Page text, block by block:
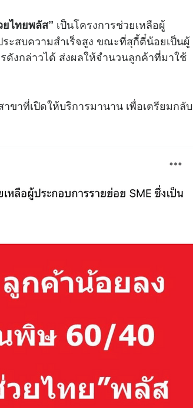
ยไทยพลัส” เป็นโครงการช่วยเหลือผู้
ะสบความสำเร็จสูง ขณะที่สุกี้ตี๋น้อยเป็นผู้
ดังกล่าวได้ ส่งผลให้จำนวนลูกค้าที่มาใช้
ขาที่เปิดให้บริการมานาน เพื่อเตรียมกลับ